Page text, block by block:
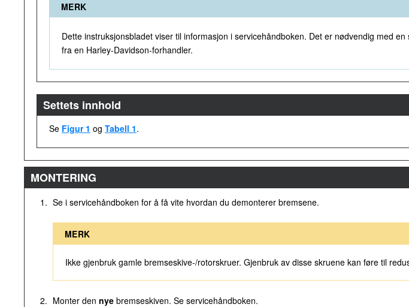
MERK
Dette instruksjonsbladet viser til informasjon i servicehåndboken. Det er nødvendig med
fra en Harley-Davidson-forhandler.
Settets innhold
Se Figur 1 og Tabell 1.
MONTERING
1. Se i servicehåndboken for å få vite hvordan du demonterer bremsene.
MERK
Ikke gjenbruk gamle bremseskive-/rotorskruer. Gjenbruk av disse skruene kan føre til
2. Monter den nye bremseskiven. Se servicehåndboken.